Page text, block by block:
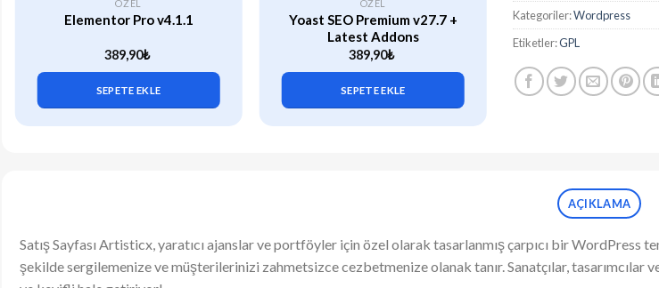
ÖZEL
Elementor Pro v4.1.1
389,90₺
SEPETE EKLE
ÖZEL
Yoast SEO Premium v27.7 +
Latest Addons
389,90₺
SEPETE EKLE
ÖZEL
WP Rocket (v3.21.2)
Plugin for
SEPETE EKLE
Kategoriler:Wordpress
Etiketler:GPL
AÇIKLAMA
Satış Sayfası Artisticx, yaratıcı ajanslar ve portföyler için özel olarak tasarlanmış çarpıcı bir WordPress
şekilde sergilemenize ve müşterilerinizi zahmetsizce cezbetmenize olanak tanır. Sanatçılar,